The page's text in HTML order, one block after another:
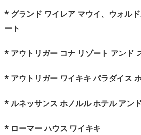
* グランド ワイレア マウイ、ウォル
ート
* アウトリガー コナ リゾート アンド
* アウトリガー ワイキキ パラダイス
*ルネッサンス ホノルルホテル アンド
* ローマーハウス ワイキキ